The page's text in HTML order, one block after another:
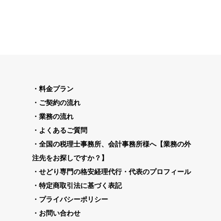
料金プラン
ご契約の流れ
業務の流れ
よくあるご質問
全国の税理士事務所、会計事務所様へ【業務の外
注先をお探しですか？】
せどり専門の格安経理代行・代表のプロフィール
特定商取引法に基づく表記
プライバシーポリシー
お問い合わせ